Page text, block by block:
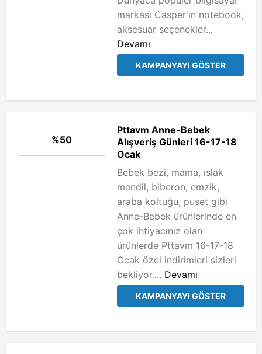
markası Casper'ın notebook,
aksesuar seçenekler...
Devamı
KAMPANYAYI GÖSTER
%50
Pttavm Anne-Bebek
Alışveriş Günleri 16-17-18
Ocak
Bebek bezi, mama, ıslak
mendil, biberon, emzik,
araba koltuğu, puset gibi
Anne-Bebek ürünlerinde en
çok ihtiyacınız olan
ürünlerde Pttavm 16-17-18
Ocak özel indirimleri sizleri
bekliyor.... Devamı
KAMPANYAYI GÖSTER